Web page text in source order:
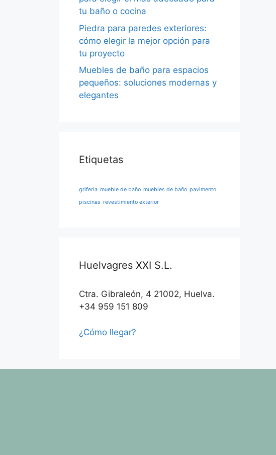
tu baño o cocina
Piedra para paredes exteriores:
cómo elegir la mejor opción para
tu proyecto
Muebles de baño para espacios
pequeños: soluciones modernas y
elegantes
Etiquetas
grifería mueble de baño muebles de baño pavimento
piscinas revestimiento exterior
Huelvagres XXI S.L.
Ctra. Gibraleón, 4 21002, Huelva.
+34 959 151 809
¿Cómo llegar?